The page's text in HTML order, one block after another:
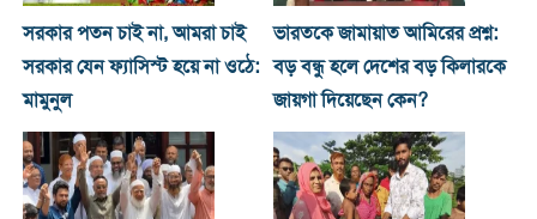
সরকার পতন চাই না, আমরা চাই
সরকার যেন ফ্যাসিস্ট হয়ে না ওঠে:
মামুনুল
ভারতকে জামায়াত আমিরের প্রশ্ন:
বড় বন্ধু হলে দেশের বড় কিলারকে
জায়গা দিয়েছেন কেন?